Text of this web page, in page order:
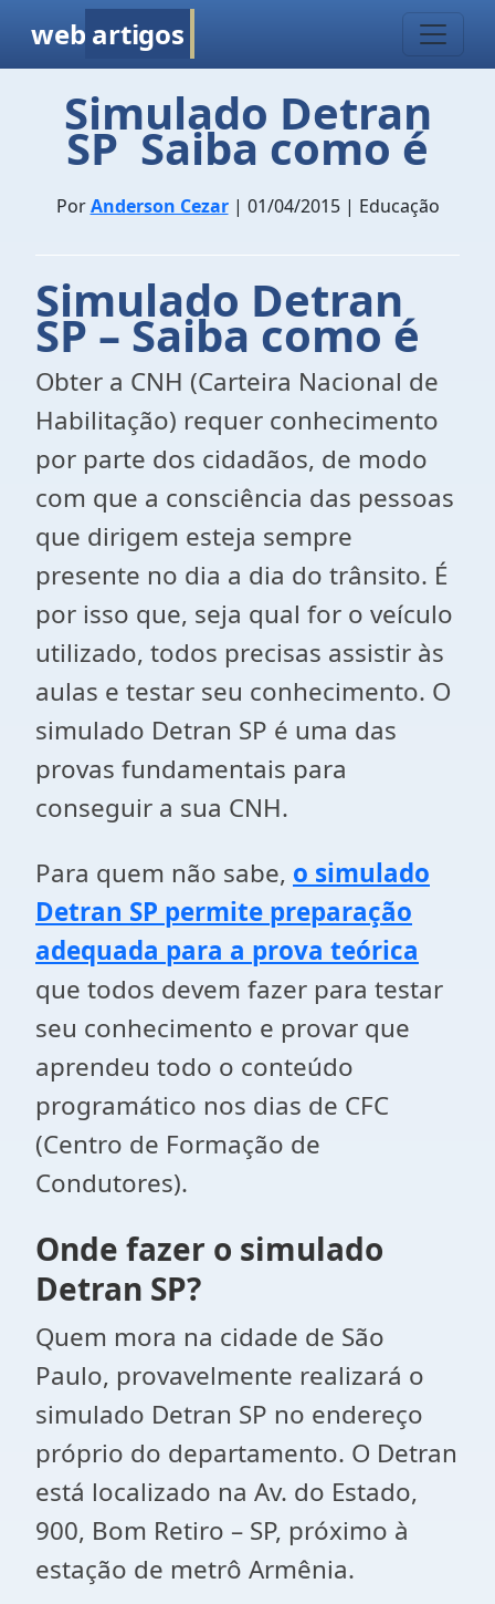
web artigos
Simulado Detran
SP  Saiba como é
PorAnderson Cezar| 01/04/2015 | Educação
Simulado Detran
SP – Saiba como é
Obter a CNH (Carteira Nacional de
Habilitação) requer conhecimento
por parte dos cidadãos, de modo
com que a consciência das pessoas
que dirigem esteja sempre
presente no dia a dia do trânsito. É
por isso que, seja qual for o veículo
utilizado, todos precisas assistir às
aulas e testar seu conhecimento. O
simulado Detran SP é uma das
provas fundamentais para
conseguir a sua CNH.
Para quem não sabe, o simulado
Detran SP permite preparação
adequada para a prova teórica
que todos devem fazer para testar
seu conhecimento e provar que
aprendeu todo o conteúdo
programático nos dias de CFC
(Centro de Formação de
Condutores).
Onde fazer o simulado
Detran SP?
Quem mora na cidade de São
Paulo, provavelmente realizará o
simulado Detran SP no endereço
próprio do departamento. O Detran
está localizado na Av. do Estado,
900, Bom Retiro – SP, próximo à
estação de metrô Armênia.